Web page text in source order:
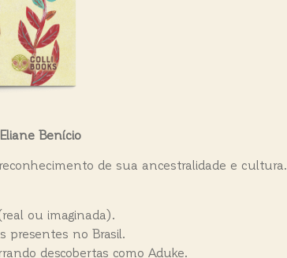
Benício
de sua ancestralidade e cultura.
ou imaginada).
presentes no Brasil.
descobertas como Aduke.